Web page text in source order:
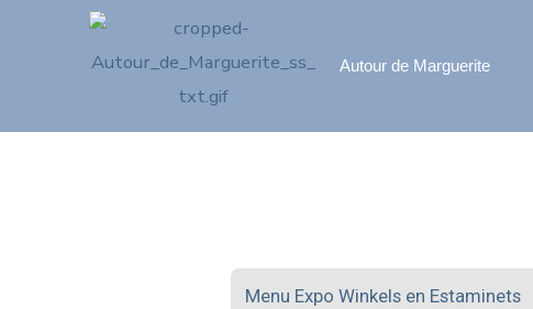
Autour de Marguerite
Menu Expo Winkels en Estaminets